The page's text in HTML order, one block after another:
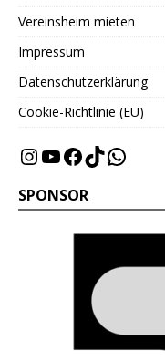
Vereinsheim mieten
Impressum
Datenschutzerklärung
Cookie-Richtlinie (EU)
SPONSOR